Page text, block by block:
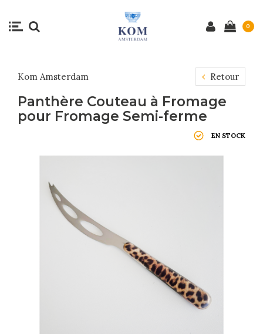
0
Kom Amsterdam Retour
Panthère Couteau à Fromage
pour Fromage Semi-ferme
EN STOCK